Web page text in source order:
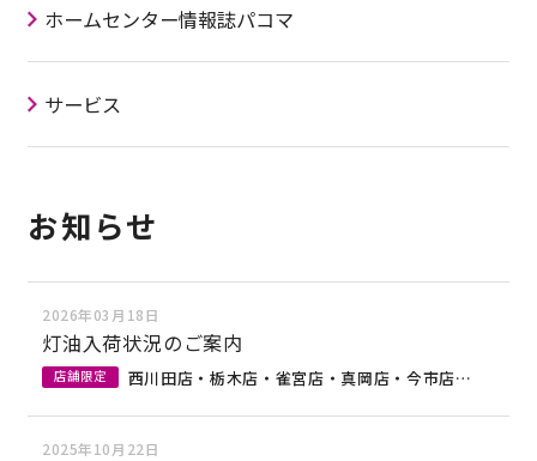
ホームセンター情報誌パコマ
サービス
お知らせ
2026年03月18日
灯油入荷状況のご案内
店舗限定 西川田店・栃木店・雀宮店・真岡店・今市店・佐野店
2025年10月22日